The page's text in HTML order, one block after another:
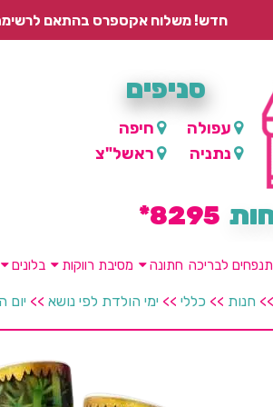
חדש! משלוח אקספרס בהתאם לרשימת היישובים – עד 2 ימי עסקים, ועד 4 ימי עסקים למוצרים
סניפים
עפולה
חיפה
נתניה
ראשל"צ
8295*
לבריכה חתונה מסיבת רווקות בלונים
>> חנות >> כללי >> ימי הולדת לפי נושא >> יום